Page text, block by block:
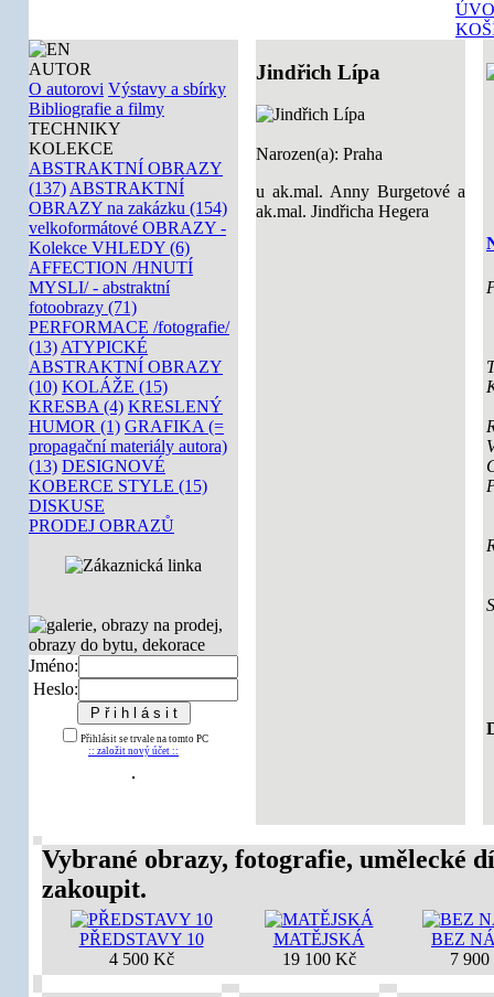
AUTOR
O autorovi Výstavy a sbírky
Bibliografie a filmy
TECHNIKY
KOLEKCE
ABSTRAKTNÍ OBRAZY
(137) ABSTRAKTNÍ
OBRAZY na zakázku (154)
velkoformátové OBRAZY -
Kolekce VHLEDY (6)
AFFECTION /HNUTÍ
MYSLI/ - abstraktní
fotoobrazy (71)
PERFORMACE /fotografie/
(13) ATYPICKÉ
ABSTRAKTNÍ OBRAZY
(10) KOLÁŽE (15)
KRESBA (4) KRESLENÝ
HUMOR (1) GRAFIKA (=
propagační materiály autora)
(13) DESIGNOVÉ
KOBERCE STYLE (15)
DISKUSE
PRODEJ OBRAZŮ
Jméno:
Heslo:
Přihlásit se trvale na tomto PC
:: založit nový účet ::
Jindřich Lípa
Narozen(a): Praha
u ak.mal. Anny Burgetové a
ak.mal. Jindřicha Hegera
Vybrané obrazy, fotografie, umělecké
zakoupit.
PŘEDSTAVY 10
4 500 Kč
MATĚJSKÁ
19 100 Kč
BEZ
7